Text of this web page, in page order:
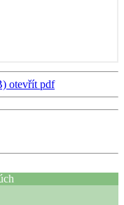
otevřít pdf